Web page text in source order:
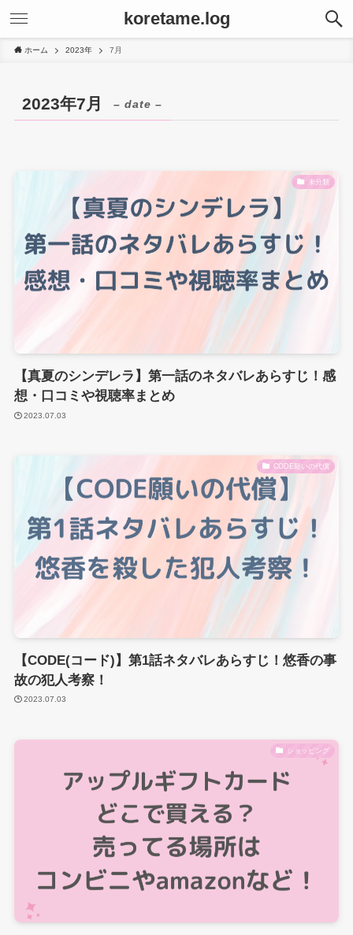
koretame.log
ホーム 2023年 7月
2023年7月 – date –
未分類
【真夏のシンデレラ】第一話のネタバレあらすじ！感
想・口コミや視聴率まとめ
2023.07.03
CODE願いの代償
【CODE(コード)】第1話ネタバレあらすじ！悠香の事
故の犯人考察！
2023.07.03
ショッピング